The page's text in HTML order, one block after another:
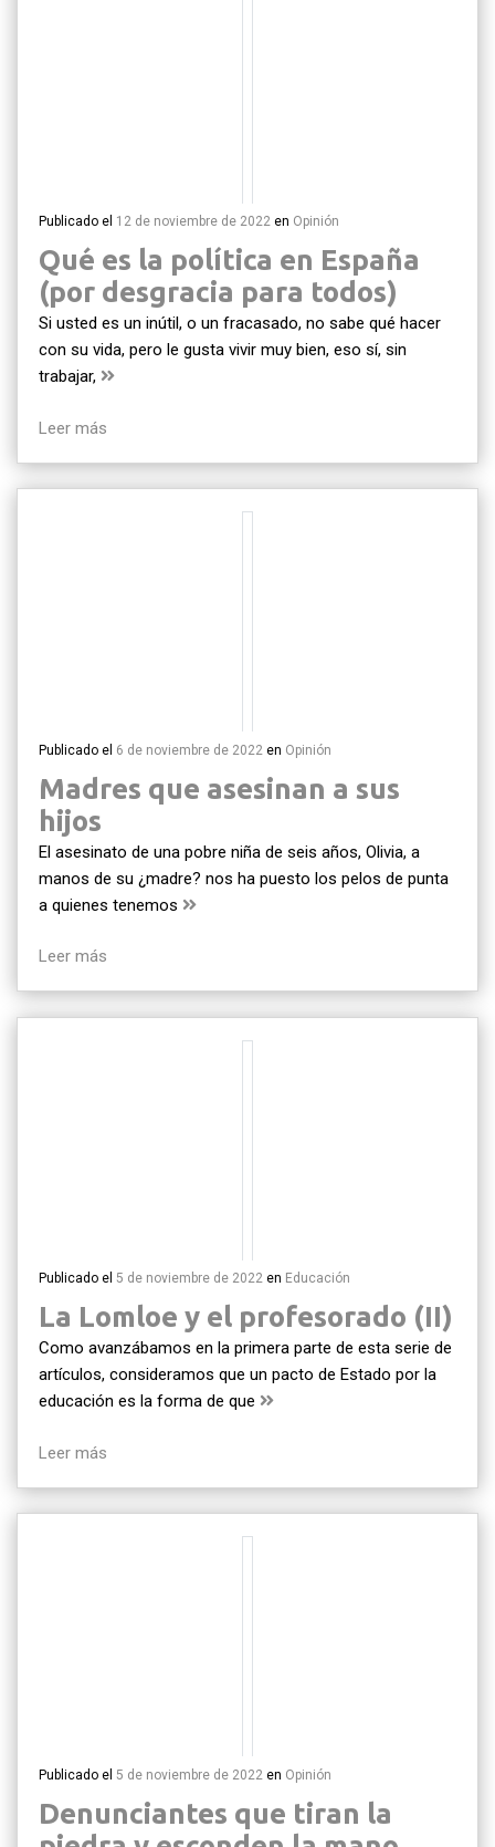
Publicado el 12 de noviembre de 2022 en Opinión
Qué es la política en España
(por desgracia para todos)
Si usted es un inútil, o un fracasado, no sabe qué hacer
con su vida, pero le gusta vivir muy bien, eso sí, sin
trabajar,
Leer más
Publicado el 6 de noviembre de 2022 en Opinión
Madres que asesinan a sus
hijos
El asesinato de una pobre niña de seis años, Olivia, a
manos de su ¿madre? nos ha puesto los pelos de punta
a quienes tenemos
Leer más
Publicado el 5 de noviembre de 2022 en Educación
La Lomloe y el profesorado (II)
Como avanzábamos en la primera parte de esta serie de
artículos, consideramos que un pacto de Estado por la
educación es la forma de que
Leer más
Publicado el 5 de noviembre de 2022 en Opinión
Denunciantes que tiran la